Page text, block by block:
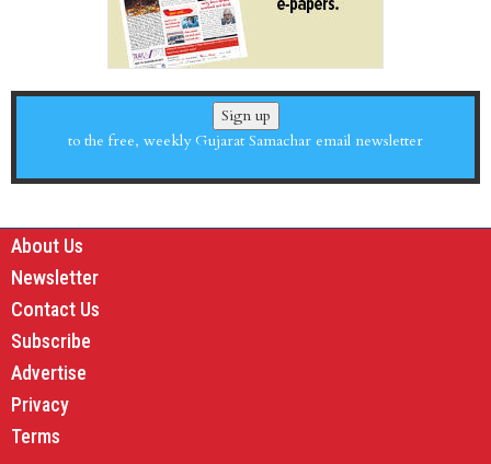
Sign up
to the free, weekly Gujarat Samachar email newsletter
About Us
Newsletter
Contact Us
Subscribe
Advertise
Privacy
Terms